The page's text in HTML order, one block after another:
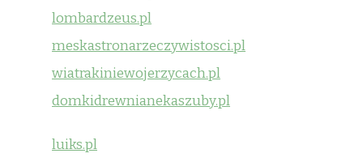
lombardzeus.pl
meskastronarzeczywistosci.pl
wiatrakiniewojerzycach.pl
domkidrewnianekaszuby.pl
luiks.pl